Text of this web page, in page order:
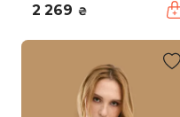
2 269 ₴